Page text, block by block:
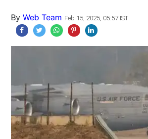
By Web Team Feb 15, 2025, 05:57 IST